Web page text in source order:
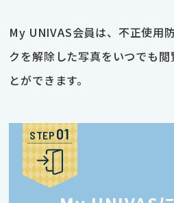
My UNIVAS会員は、不正使用
クを解除した写真をいつでも
とができます。
STEP